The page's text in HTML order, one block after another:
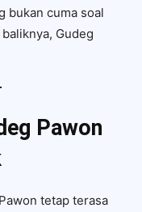
bukan cuma soal
Gudeg
Pawon
tetap terasa